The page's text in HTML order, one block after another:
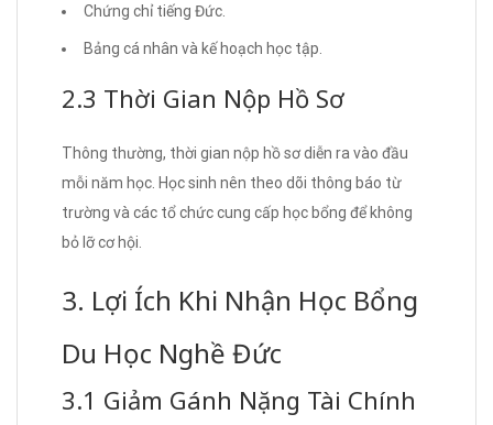
Chứng chỉ tiếng Đức.
Bảng cá nhân và kế hoạch học tập.
2.3 Thời Gian Nộp Hồ Sơ
Thông thường, thời gian nộp hồ sơ diễn ra vào đầu
mỗi năm học. Học sinh nên theo dõi thông báo từ
trường và các tổ chức cung cấp học bổng để không
bỏ lỡ cơ hội.
3. Lợi Ích Khi Nhận Học Bổng
Du Học Nghề Đức
3.1 Giảm Gánh Nặng Tài Chính